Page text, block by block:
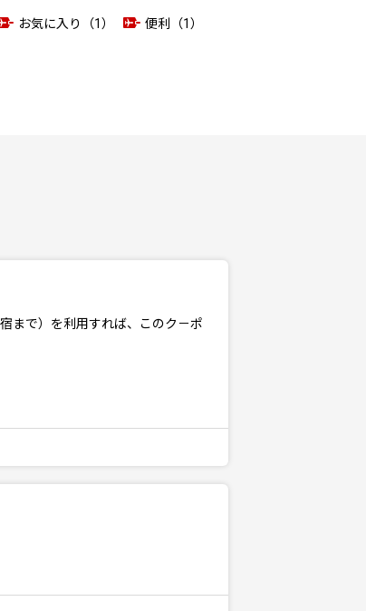
お気に入り（1）
便利（1）
まで）を利用すれば、このク－ポ